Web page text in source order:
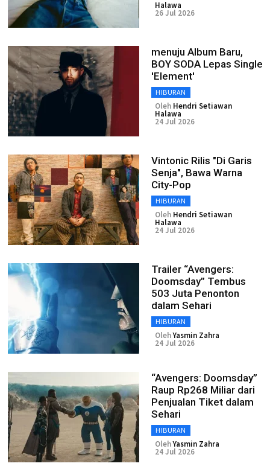
Halawa
26 Jul 2026
menuju Album Baru,
BOY SODA Lepas Single
'Element'
HIBURAN
Oleh Hendri Setiawan
Halawa
24 Jul 2026
Vintonic Rilis "Di Garis
Senja", Bawa Warna
City-Pop
HIBURAN
Oleh Hendri Setiawan
Halawa
24 Jul 2026
Trailer “Avengers:
Doomsday” Tembus
503 Juta Penonton
dalam Sehari
HIBURAN
OlehYasmin Zahra
24 Jul 2026
“Avengers: Doomsday”
Raup Rp268 Miliar dari
Penjualan Tiket dalam
Sehari
HIBURAN
OlehYasmin Zahra
24 Jul 2026